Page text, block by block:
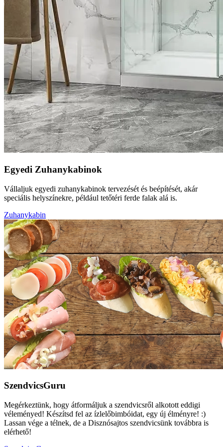
Egyedi Zuhanykabinok
Vállaljuk egyedi zuhanykabinok tervezését és beépítését, akár
speciális helyszínekre, például tetőtéri ferde falak alá is.
Zuhanykabin
SzendvicsGuru
Megérkeztünk, hogy átformáljuk a szendvicsről alkotott eddigi
véleményed! Készítsd fel az ízlelőbimbóidat, egy új élményre! :)
Lassan vége a télnek, de a Disznósajtos szendvicsünk továbbra is
elérhető!